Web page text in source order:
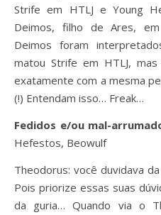
Strife em HTLJ e Young
Deimos, filho de Ares,
Deimos foram
matou Strife em HTLJ,
exatamente com a mesma
(!) Entendam isso… Freak…
Fedidos e/ou mal-
Hefestos, Beowulf
Theodorus: você duvidava
Pois priorize essas suas
da guria… Quando via o